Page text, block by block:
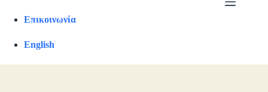
Επικοινωνία
English